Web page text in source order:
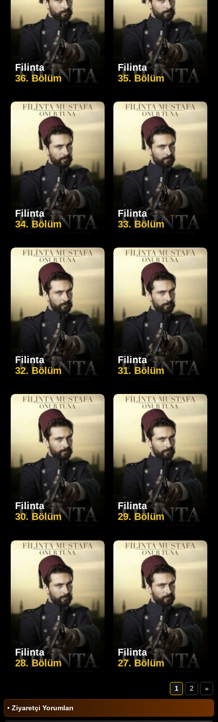
Filinta
36. Bölüm
Filinta
35. Bölüm
Filinta
34. Bölüm
Filinta
33. Bölüm
Filinta
32. Bölüm
Filinta
31. Bölüm
Filinta
30. Bölüm
Filinta
29. Bölüm
Filinta
28. Bölüm
Filinta
27. Bölüm
1 2 »
• Ziyaretçi Yorumları